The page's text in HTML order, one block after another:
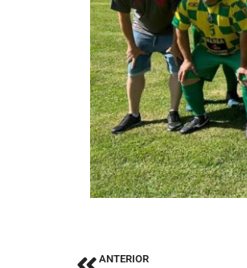
ANTERIOR